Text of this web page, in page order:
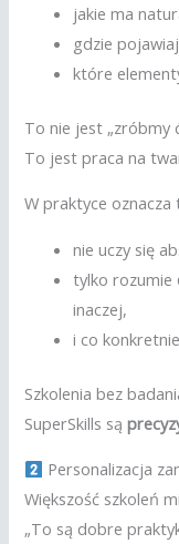
jakie ma
gdzie
które
To nie jest „zróbmy
To jest praca na
W praktyce oznacza
nie uczy się
tylko rozumie
inaczej,
i co
Szkolenia bez
SuperSkills są
Personalizacja
Większość szkoleń
„To są dobre